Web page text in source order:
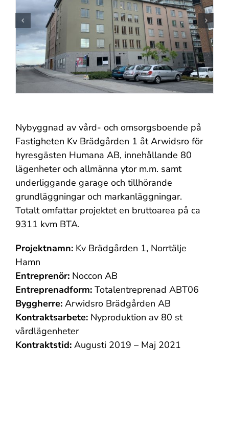
Nybyggnad av vård- och omsorgsboende på
Fastigheten Kv Brädgården 1 åt Arwidsro för
hyresgästen Humana AB, innehållande 80
lägenheter och allmänna ytor m.m. samt
underliggande garage och tillhörande
grundläggningar och markanläggningar.
Totalt omfattar projektet en bruttoarea på ca
9311 kvm BTA.
Projektnamn:Kv Brädgården 1, Norrtälje
Hamn
Entreprenör:Noccon AB
Entreprenadform:Totalentreprenad ABT06
Byggherre:Arwidsro Brädgården AB
Kontraktsarbete:Nyproduktion av 80 st
vårdlägenheter
Kontraktstid:Augusti 2019 – Maj 2021